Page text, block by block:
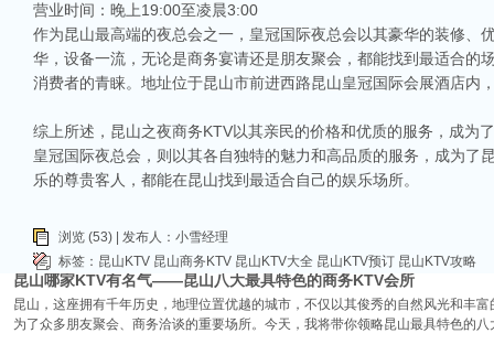
昆山ktv哪个比较好-昆山八大比较好的ktv娱乐会所推荐
昆山，一座充满活力与魅力的城市，以其丰富的美食、独特的文化和而闻名。如
让我们一起来看看，昆山有哪些比较好的KTV娱乐会所，给你带来无与伦比的唱歌
昆山位于江苏省苏州市，是一个经济蓬勃发展的城市，不仅在商业、旅游等方
律。和其他城市一样，昆山的KTV也有高低之分，而高端KTV以其绝佳的环境、
KTV排名，带你领略一下这其中的魅力！
在昆山这座历史悠久而又充满活力的城市，KTV无疑是最受欢迎的娱乐场所之一
朋友小聚，还是商务宴请，选择一间合适的KTV都是让你尽兴的关键。那么，昆
昆山哪家KTV有名气——昆山八大最具特色的商务KTV会所
昆山，这座拥有千年历史，地理位置优越的城市，不仅以其俊秀的自然风光和丰
为了众多朋友聚会、商务洽谈的重要场所。今天，我将带你领略昆山最具特色的
营业时间：晚上19:00至凌晨3:00
作为昆山最高端的夜总会之一，皇冠国际夜总会以其豪华的装修
华，设备一流，无论是商务宴请还是朋友聚会，都能找到最适合
消费者的青睐。地址位于昆山市前进西路昆山皇冠国际会展酒店内
综上所述，昆山之夜商务KTV以其亲民的价格和优质的服务，成为
皇冠国际夜总会，则以其各自独特的魅力和高品质的服务，成为
乐的尊贵客人，都能在昆山找到最适合自己的娱乐场所。
浏览 (53) | 发布人：小雪经理
标签： 昆山KTV 昆山商务KTV 昆山KTV大全 昆山KTV预订 昆山KTV攻略